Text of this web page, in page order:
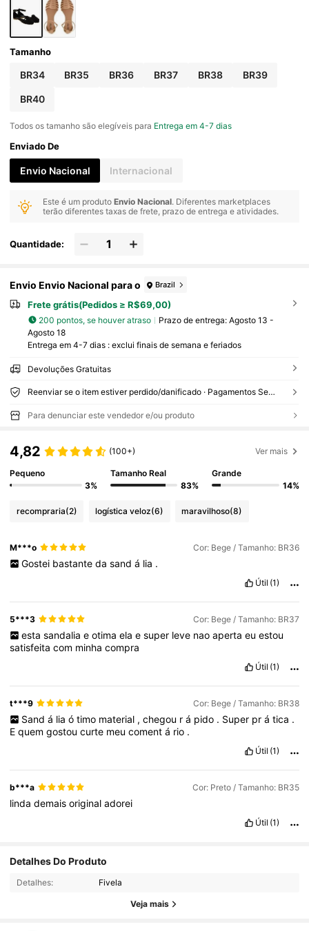
Tamanho
BR34 BR35 BR36 BR37 BR38 BR39
BR40
Todos os tamanho são elegíveis para Entrega em 4-7 dias
Enviado De
Envio Nacional Internacional
Este é um produtoEnvio Nacional. Diferentes marketplaces
terão diferentes taxas de frete, prazo de entrega e atividades.
Quantidade:
Envio Envio Nacional para o Brazil
Frete grátis(Pedidos ≥ R$69,00)
200 pontos, se houver atraso Prazo de entrega: Agosto 13 -
Agosto 18
Entrega em 4-7 dias : exclui finais de semana e feriados
Devoluções Gratuitas
Reenviar se o item estiver perdido/danificado · Pagamentos Seguros · Proteção de privacidade
Para denunciar este vendedor e/ou produto
4,82 (100+) Ver mais
Pequeno
3%
Tamanho Real
83%
Grande
14%
recompraria(2) logística veloz(6) maravilhoso(8)
M***o Cor: Bege / Tamanho: BR36
Gostei bastante da sand á lia .
Útil (1)
5***3 Cor: Bege / Tamanho: BR37
esta sandalia e otima ela e super leve nao aperta eu estou
satisfeitacom minhacompra
Útil (1)
t***9 Cor: Bege / Tamanho: BR38
Sand á lia ó timo material , chegou r á pido . Super pr á tica .
Equemgostoucurte meucomentá rio .
Útil (1)
b***a Cor: Preto / Tamanho: BR35
lindademaisoriginaladorei
Útil (1)
Detalhes Do Produto
Detalhes: Fivela
Veja mais
4,84 2.9K Seguidores
2.9K Seguidores